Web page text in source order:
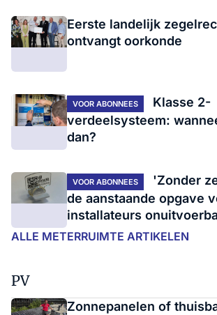
Eerste landelijk
ontvangt oorkonde
VOOR ABONNEES
Klasse 2-
verdeelsysteem:
dan?
VOOR ABONNEES
'Zonder
de aanstaande opgave
installateurs
ALLE METERRUIMTE ARTIKELEN
PV
Zonnepanelen of